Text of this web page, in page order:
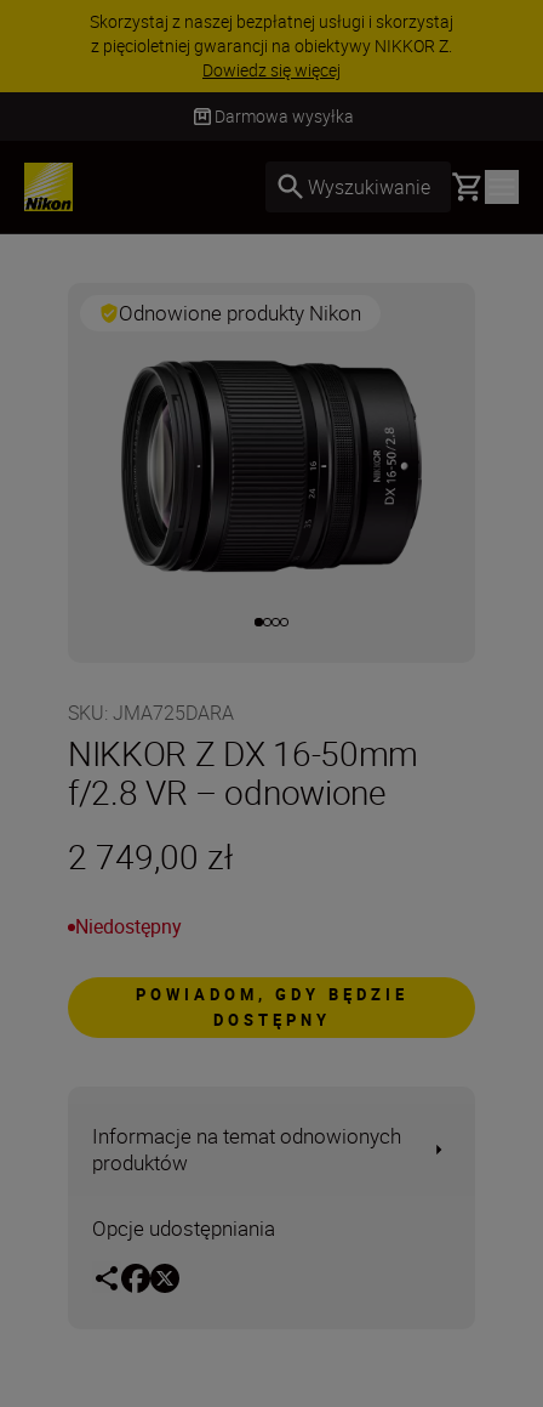
Skorzystaj z naszej bezpłatnej usługi i skorzystaj
z pięcioletniej gwarancji na obiektywy NIKKOR Z.
Dowiedz się więcej
Darmowa wysyłka
Wyszukiwanie Basket
Odnowione produkty Nikon
SKU: JMA725DARA
NIKKOR Z DX 16-50mm
f/2.8 VR – odnowione
2 749,00 zł
Niedostępny
POWIADOM, GDY BĘDZIE
DOSTĘPNY
Informacje na temat odnowionych
produktów
Opcje udostępniania